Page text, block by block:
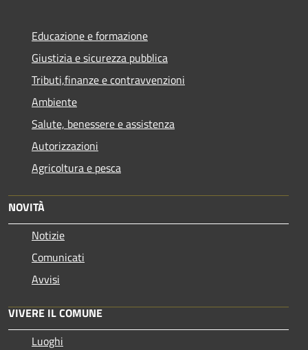
Educazione e formazione
Giustizia e sicurezza pubblica
Tributi,finanze e contravvenzioni
Ambiente
Salute, benessere e assistenza
Autorizzazioni
Agricoltura e pesca
NOVITÀ
Notizie
Comunicati
Avvisi
VIVERE IL COMUNE
Luoghi